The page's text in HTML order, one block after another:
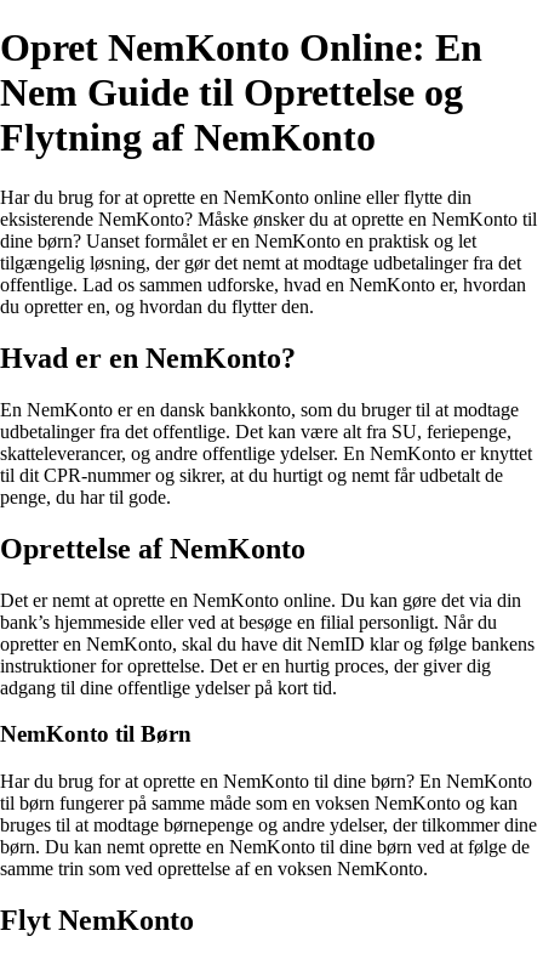
Opret NemKonto Online: En
Nem Guide til Oprettelse og
Flytning af NemKonto
Har du brug for at oprette en NemKonto online eller flytte din
eksisterende NemKonto? Måske ønsker du at oprette en NemKonto til
dine børn? Uanset formålet er en NemKonto en praktisk og let
tilgængelig løsning, der gør det nemt at modtage udbetalinger fra det
offentlige. Lad os sammen udforske, hvad en NemKonto er, hvordan
du opretter en, og hvordan du flytter den.
Hvad er en NemKonto?
En NemKonto er en dansk bankkonto, som du bruger til at modtage
udbetalinger fra det offentlige. Det kan være alt fra SU, feriepenge,
skatteleverancer, og andre offentlige ydelser. En NemKonto er knyttet
til dit CPR-nummer og sikrer, at du hurtigt og nemt får udbetalt de
penge, du har til gode.
Oprettelse af NemKonto
Det er nemt at oprette en NemKonto online. Du kan gøre det via din
bank’s hjemmeside eller ved at besøge en filial personligt. Når du
opretter en NemKonto, skal du have dit NemID klar og følge bankens
instruktioner for oprettelse. Det er en hurtig proces, der giver dig
adgang til dine offentlige ydelser på kort tid.
NemKonto til Børn
Har du brug for at oprette en NemKonto til dine børn? En NemKonto
til børn fungerer på samme måde som en voksen NemKonto og kan
bruges til at modtage børnepenge og andre ydelser, der tilkommer dine
børn. Du kan nemt oprette en NemKonto til dine børn ved at følge de
samme trin som ved oprettelse af en voksen NemKonto.
Flyt NemKonto